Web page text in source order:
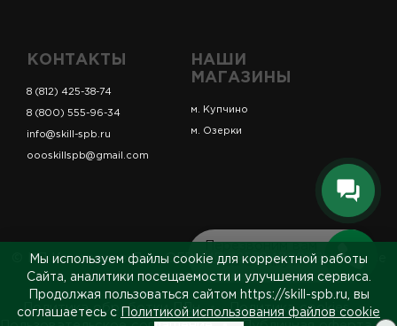
Перезвоним вам
за 5 минут
КОНТАКТЫ
8 (812) 425-38-74
8 (800) 555-96-34
info@skill-spb.ru
oooskillspb@gmail.com
НАШИ
МАГАЗИНЫ
м. Купчино
м. Озерки
© ИП Коновалов Д.А., ОГРНИП 325784700361023. Все
права защищены.
Политика обработки ПДн
Политика cookies
Мы используем файлы cookie для корректной работы
Сайта, аналитики посещаемости и улучшения сервиса.
Продолжая пользоваться сайтом https://skill-spb.ru, вы
соглашаетесь с
Политикой использования файлов cookie